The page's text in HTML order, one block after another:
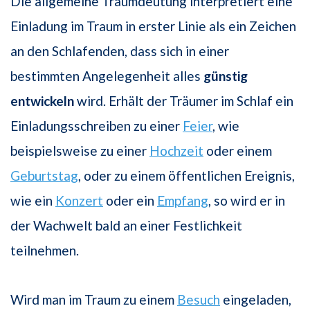
Einladung im Traum in erster Linie als ein Zeichen
an den Schlafenden, dass sich in einer
bestimmten Angelegenheit alles günstig
entwickelnwird. Erhält der Träumer im Schlaf ein
Einladungsschreiben zu einer Feier, wie
beispielsweise zu einer Hochzeit oder einem
Geburtstag , oder zu einem öffentlichen Ereignis,
wie ein Konzert oder ein Empfang , so wird er in
der Wachwelt bald an einer Festlichkeit
teilnehmen.
Wird man im Traum zu einem Besuch eingeladen,